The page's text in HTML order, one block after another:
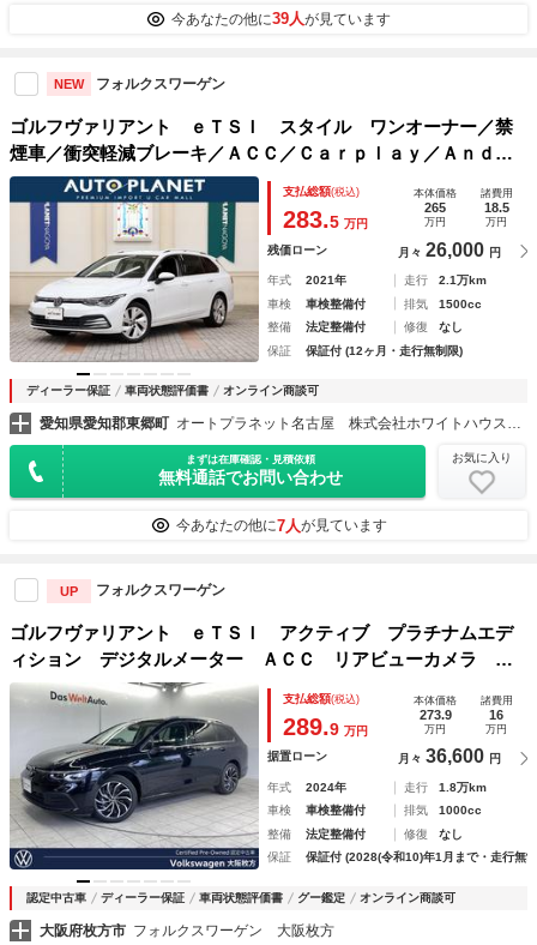
今あなたの他に39人が見ています
NEW フォルクスワーゲン
ゴルフヴァリアント ｅＴＳＩ スタイル ワンオーナー／禁
煙車／衝突軽減ブレーキ／ＡＣＣ／Ｃａｒｐｌａｙ／Ａｎｄｒ
ｏｉｄＡｕｔｏ／ナビ／フルセグＴＶ／バックカメラ／パワー
テールゲート／ＬＥＤヘッドライト／スマートキー／アルミ／
シートヒーター／
支払総額(税込)
283.5 万円
本体価格
265
万円
諸費用
18.5
万円
残価ローン 月々 26,000 円
年式 2021年 走行
2.1万km
車検
車検整備付 排気
1500cc
整備
法定整備付 修復
なし
保証
保証付 (12ヶ月・走行無制限)
ディーラー保証 車両状態評価書 オンライン商談可
愛知県愛知郡東郷町 オートプラネット名古屋 株式会社ホワイトハウス正規ディーラーグループ
まずは在庫確認・見積依頼
無料通話でお問い合わせ
お気に入り
今あなたの他に7人が見ています
UP フォルクスワーゲン
ゴルフヴァリアント ｅＴＳＩ アクティブ プラチナムエデ
ィション デジタルメーター ＡＣＣ リアビューカメラ ヘ
ッドアップディスプレイ ３ゾーンエアコン コーナーセンサ
ー 純正ナビ キーレスエントリー オートホールド
支払総額(税込)
289.9 万円
本体価格
273.9
万円
諸費用
16
万円
据置ローン 月々 36,600 円
年式 2024年 走行
1.8万km
車検
車検整備付 排気
1000cc
整備
法定整備付 修復
なし
保証
保証付 (2028(令和10)年1月まで・走行無
認定中古車 ディーラー保証 車両状態評価書 グー鑑定 オンライン商談可
大阪府枚方市 フォルクスワーゲン 大阪枚方